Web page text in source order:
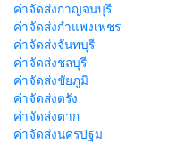
ค่าจัดส่งกาญจนบุรี
ค่าจัดส่งกำแพงเพชร
ค่าจัดส่งจันทบุรี
ค่าจัดส่งชลบุรี
ค่าจัดส่งชัยภูมิ
ค่าจัดส่งตรัง
ค่าจัดส่งตาก
ค่าจัดส่งนครปฐม